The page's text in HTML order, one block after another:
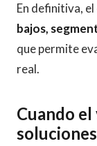
En definitiva,
bajos,
que permite
real.
Cuando